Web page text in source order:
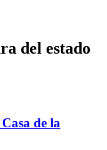
del estado
de la